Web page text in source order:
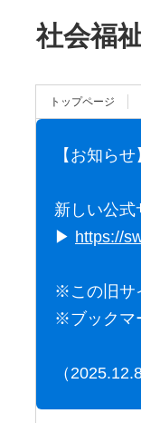
社会福
トップページ
【お知ら
新しい公式
▶ https://
※この旧サ
※ブックマ
（2025.12.8